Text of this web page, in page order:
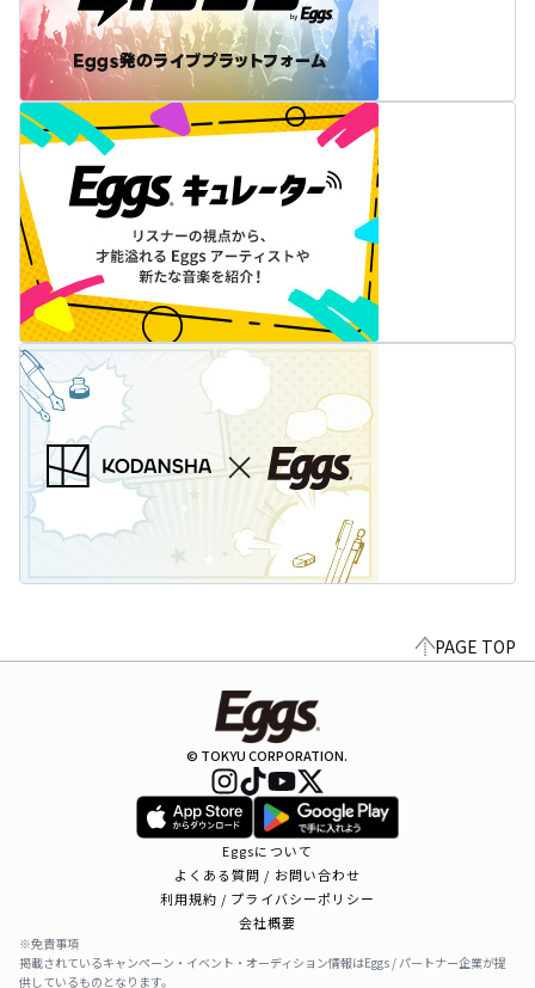
PAGE TOP
© TOKYU CORPORATION.
Eggsについて
よくある質問 / お問い合わせ
利用規約 / プライバシーポリシー
会社概要
※免責事項
掲載されているキャンペーン・イベント・オーディション情報はEggs / パートナー企業が提
供しているものとなります。